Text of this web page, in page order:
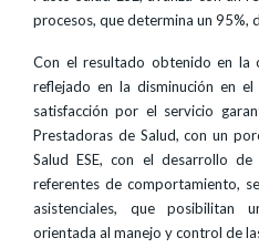
procesos, que determina un 95%,
Con el resultado obtenido en la
reflejado en la disminución en
satisfacción por el servicio
Prestadoras de Salud, con un
Salud ESE, con el desarrollo
referentes de comportamiento,
asistenciales, que posibilitan
orientada al manejo y control de